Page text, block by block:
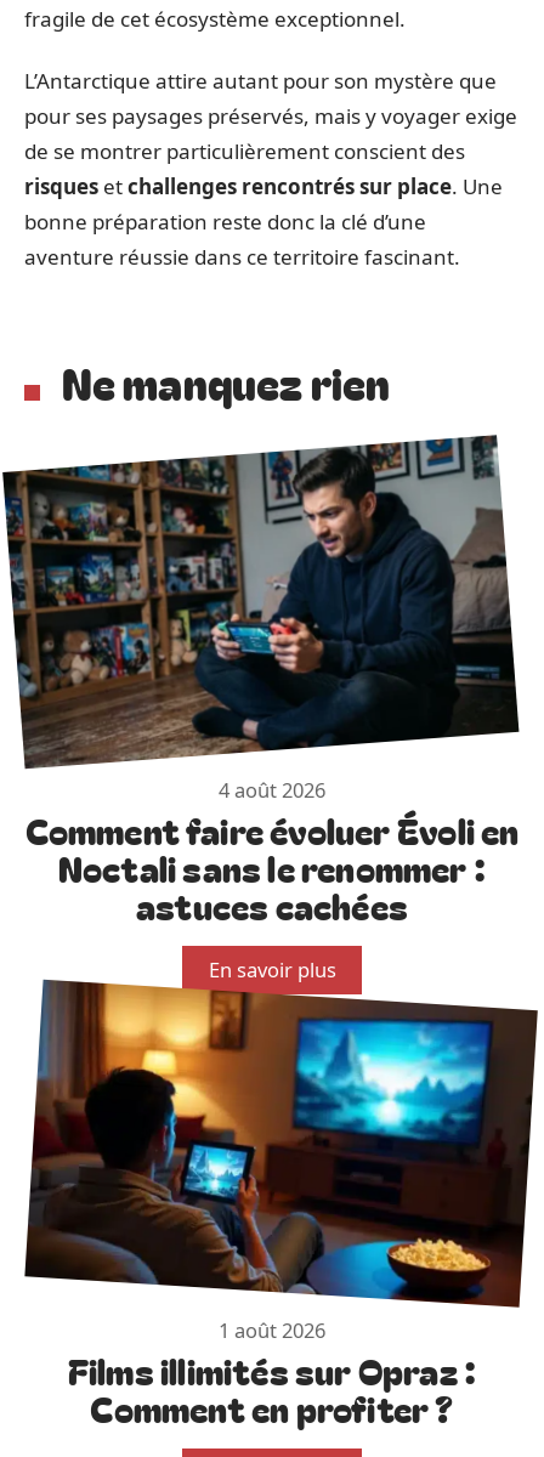
fragile de cet écosystème exceptionnel.
L’Antarctique attire autant pour son mystère que
pour ses paysages préservés, mais y voyager exige
de se montrer particulièrement conscient des
risques etchallenges rencontrés sur place. Une
bonne préparation reste donc la clé d’une
aventure réussie dans ce territoire fascinant.
Ne manquez rien
4 août 2026
Comment faire évoluer Évoli en
Noctali sans le renommer :
astuces cachées
En savoir plus
1 août 2026
Films illimités sur Opraz :
Comment en profiter ?